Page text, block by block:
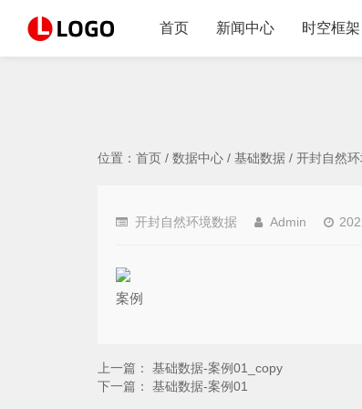
首页 新闻中心 时空框架
位置： 首页 / 数据中心 / 基础数据 / 开封自然
开封自然环境数据 Admin
案例
上一篇： 基础数据-案例01_copy
下一篇： 基础数据-案例01